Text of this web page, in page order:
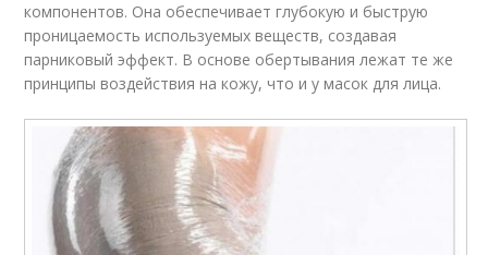
компонентов. Она обеспечивает глубокую и быструю
проницаемость используемых веществ, создавая
парниковый эффект. В основе обертывания лежат те же
принципы воздействия на кожу, что и у масок для лица.